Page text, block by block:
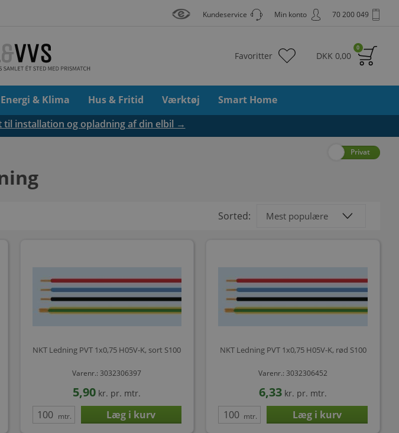
70 200 049
Min konto
Kundeservice
0
DKK 0,00
Favoritter
Energi & Klima Hus & Fritid Værktøj
Smart Home
til installation og opladning af din elbil →
Privat
Sorted:
NKT Ledning PVT 1x0,75 H05V-K, sort S100
Varenr.: 3032306397
5,90 kr. pr. mtr.
mtr.
NKT Ledning PVT 1x0,75 H05V-K, rød S100
Varenr.: 3032306452
6,33 kr. pr. mtr.
mtr.